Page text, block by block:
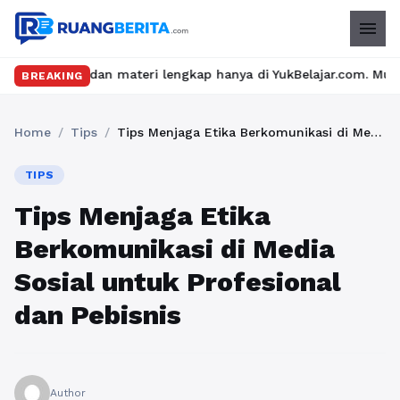
menu
BREAKING
materi lengkap hanya di YukBelajar.com. Mulai langkah
Home / Tips / Tips Menjaga Etika Berkomunikasi di Media Sosial untuk Profesional dan Pebisnis
TIPS
Tips Menjaga Etika
Berkomunikasi di Media
Sosial untuk Profesional
dan Pebisnis
Author